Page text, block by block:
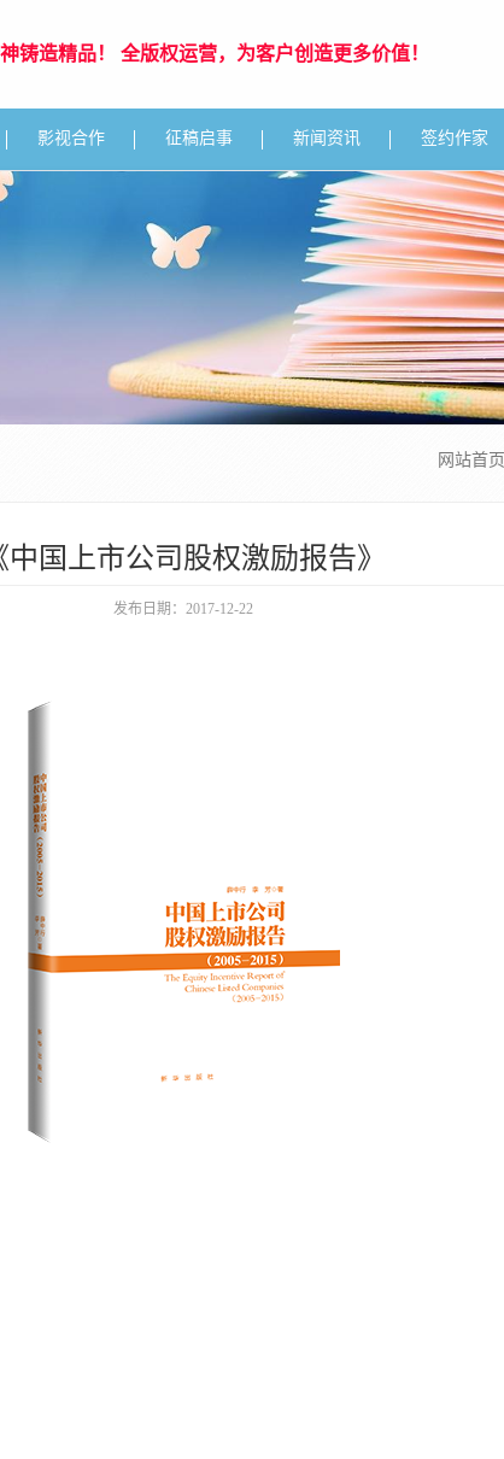
铸造精品！ 全版权运营，为客户创造更多价值！
影视合作 征稿启事 新闻资讯 签约作家
网站首页
中国上市公司股权激励报告》
发布日期：2017-12-22